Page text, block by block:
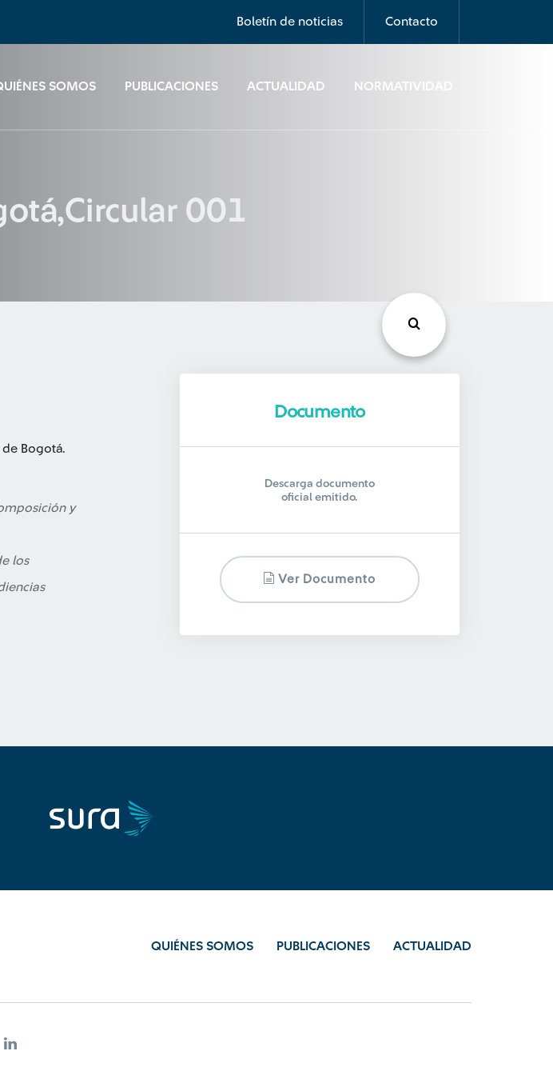
Boletín de noticias Contacto
SOMOS PUBLICACIONES ACTUALIDAD NORMATIVIDAD
001
Bogotá.
y
los
Documento
Descarga documento
oficial emitido.
Ver Documento
QUIÉNES SOMOS PUBLICACIONES ACTUALIDAD